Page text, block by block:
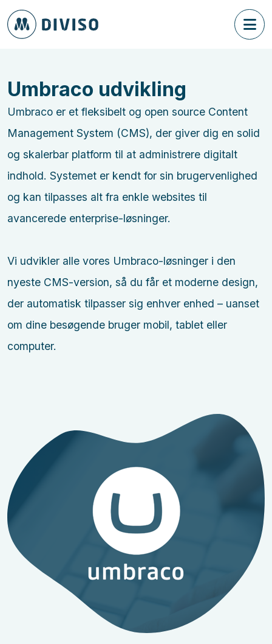
Umbraco udvikling
Umbraco er et fleksibelt og open source Content
Management System (CMS), der giver dig en solid
og skalerbar platform til at administrere digitalt
indhold. Systemet er kendt for sin brugervenlighed
og kan tilpasses alt fra enkle websites til
avancerede enterprise-løsninger.
Vi udvikler alle vores Umbraco-løsninger i den
nyeste CMS-version, så du får et moderne design,
der automatisk tilpasser sig enhver enhed – uanset
om dine besøgende bruger mobil, tablet eller
computer.